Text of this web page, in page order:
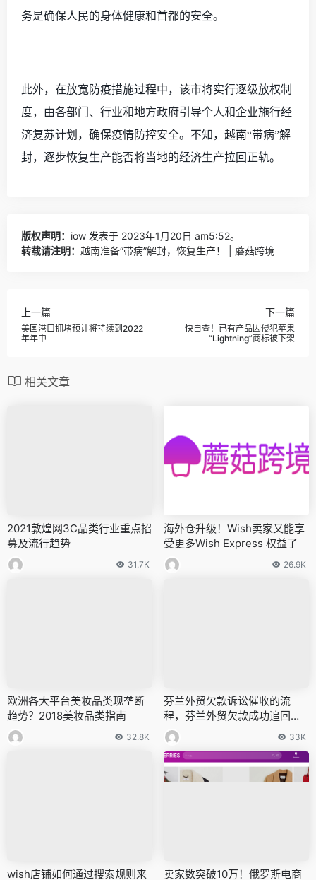
务是确保人民的身体健康和首都的安全。
此外，在放宽防疫措施过程中，该市将实行逐级放权制
度，由各部门、行业和地方政府引导个人和企业施行经
济复苏计划，确保疫情防控安全。 不知，越南“带病”解
封，逐步恢复生产能否将当地的经济生产拉回正轨。
版权声明： iow 发表于 2023年1月20日 am5:52。
转载请注明： 越南准备“带病”解封，恢复生产！ | 蘑菇跨境
上一篇
美国港口拥堵预计将持续到2022
年年中
下一篇
快自查！已有产品因侵犯苹果
“Lightning”商标被下架
相关文章
2021敦煌网3C品类行业重点招
募及流行趋势
31.7K
海外仓升级！Wish卖家又能享
受更多Wish Express 权益了
26.9K
欧洲各大平台美妆品类现垄断
趋势？2018美妆品类指南
32.8K
芬兰外贸欠款诉讼催收的流
程，芬兰外贸欠款成功追回的
案例
33K
wish店铺如何通过搜索规则来 卖家数突破10万！俄罗斯电商